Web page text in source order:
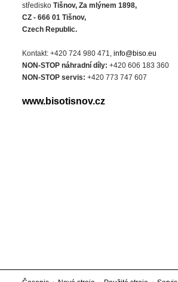
středisko Tišnov, Za mlýnem 1898,
CZ - 666 01 Tišnov,
Czech Republic.
Kontakt: +420 724 980 471, info@biso.eu
NON-STOP náhradní díly: +420 606 183 360
NON-STOP servis: +420 773 747 607
www.bisotisnov.cz